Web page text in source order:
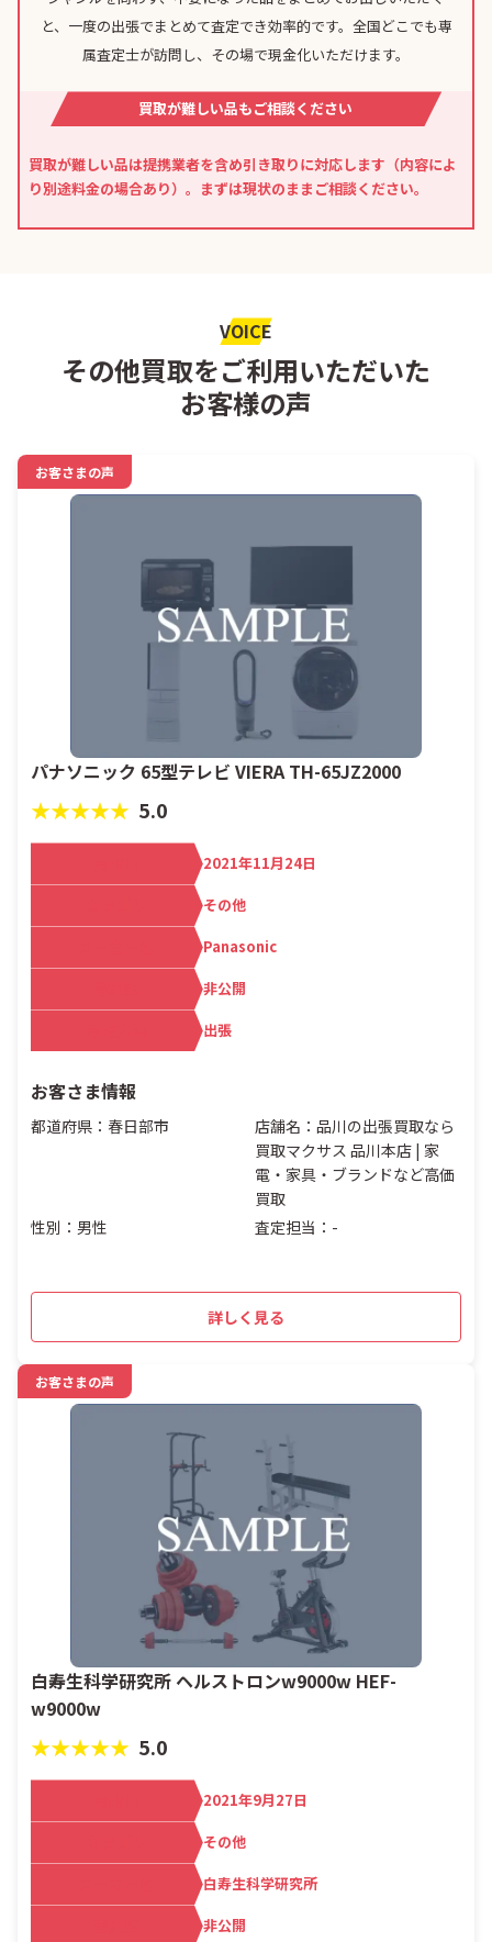
と、一度の出張でまとめて査定でき効率的です。全国どこでも専
属査定士が訪問し、その場で現金化いただけます。
買取が難しい品もご相談ください
買取が難しい品は提携業者を含め引き取りに対応します（内容によ
り別途料金の場合あり）。まずは現状のままご相談ください。
VOICE
その他買取をご利用いただいた
お客様の声
お客さまの声
パナソニック 65型テレビ VIERA TH-65JZ2000
★★★★★ 5.0
2021年11月24日
その他
Panasonic
非公開
出張
お客さま情報
都道府県：春日部市
店舗名：品川の出張買取なら
買取マクサス 品川本店 | 家
電・家具・ブランドなど高価
買取
性別：男性
査定担当：-
詳しく見る
お客さまの声
白寿生科学研究所 ヘルストロンw9000w HEF-
w9000w
★★★★★ 5.0
2021年9月27日
その他
白寿生科学研究所
非公開